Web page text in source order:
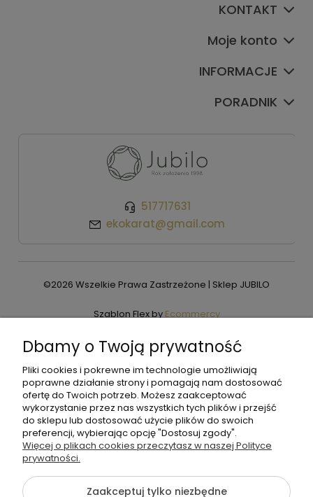
KONTAKT
Moje konto
INFORMACJE
PORADNIK
517717631
ekokarat@gmail.com
©2026 Wszelkie Prawa Zastrzeżone | Sklep JUBILO
Szablon Flex byEcommercy
Pokaż pełną wersję strony
Dbamy o Twoją prywatność
Pliki cookies i pokrewne im technologie umożliwiają
poprawne działanie strony i pomagają nam dostosować
ofertę do Twoich potrzeb. Możesz zaakceptować
wykorzystanie przez nas wszystkich tych plików i przejść
do sklepu lub dostosować użycie plików do swoich
preferencji, wybierając opcję "Dostosuj zgody".
Więcej o plikach cookies przeczytasz w naszej Polityce
prywatności.
Zaakceptuj tylko niezbędne